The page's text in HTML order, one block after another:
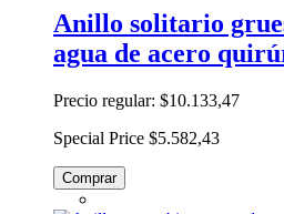
Anillo solitario
agua de acero
Precio regular: $10.133,47
Special Price $5.582,43
Comprar